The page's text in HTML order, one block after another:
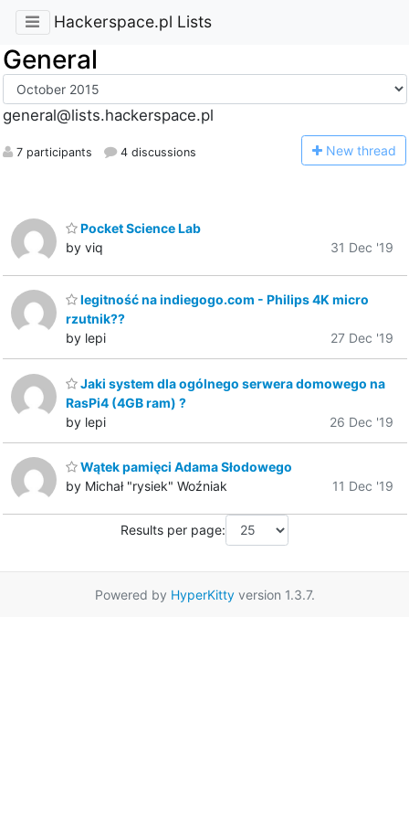
Hackerspace.pl Lists
General
general@lists.hackerspace.pl
7 participants 4 discussions New thread
Pocket Science Lab
by viq
31 Dec '19
legitność na indiegogo.com - Philips 4K micro
rzutnik??
by lepi
27 Dec '19
Jaki system dla ogólnego serwera domowego na
RasPi4 (4GB ram) ?
by lepi
26 Dec '19
Wątek pamięci Adama Słodowego
by Michał "rysiek" Woźniak
11 Dec '19
Results per page:
Powered by HyperKittyversion 1.3.7.